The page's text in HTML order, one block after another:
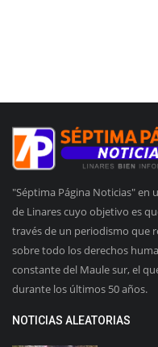
"Séptima Página Noticias" en
de Linares cuyo objetivo es
través de un periodismo que
sobre todo los derechos
constante del Maule sur, el
durante los últimos 50 años.
NOTICIAS ALEATORIAS